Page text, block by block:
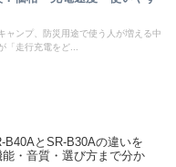
ャンプ、防災用途で使う人が増える中
「走行充電をど...
B40AとSR-B30Aの違いを
・音質・選び方まで分か